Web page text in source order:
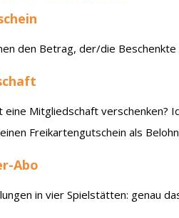
den Betrag, der/die
eine Mitgliedschaft verschenken?
Freikartengutschein als
Abo
in vier Spielstätten: genau